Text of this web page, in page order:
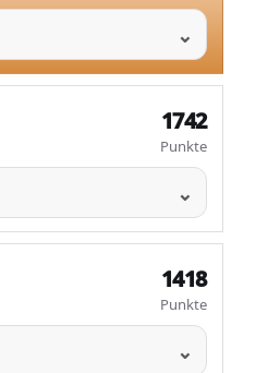
1742
Punkte
1418
Punkte